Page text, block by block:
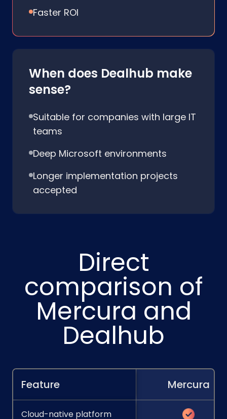
Faster ROI
When does Dealhub make
sense?
Suitable for companies with large IT
teams
Deep Microsoft environments
Longer implementation projects
accepted
Direct
comparison of
Mercura and
Dealhub
Feature Mercura
Cloud-native platform